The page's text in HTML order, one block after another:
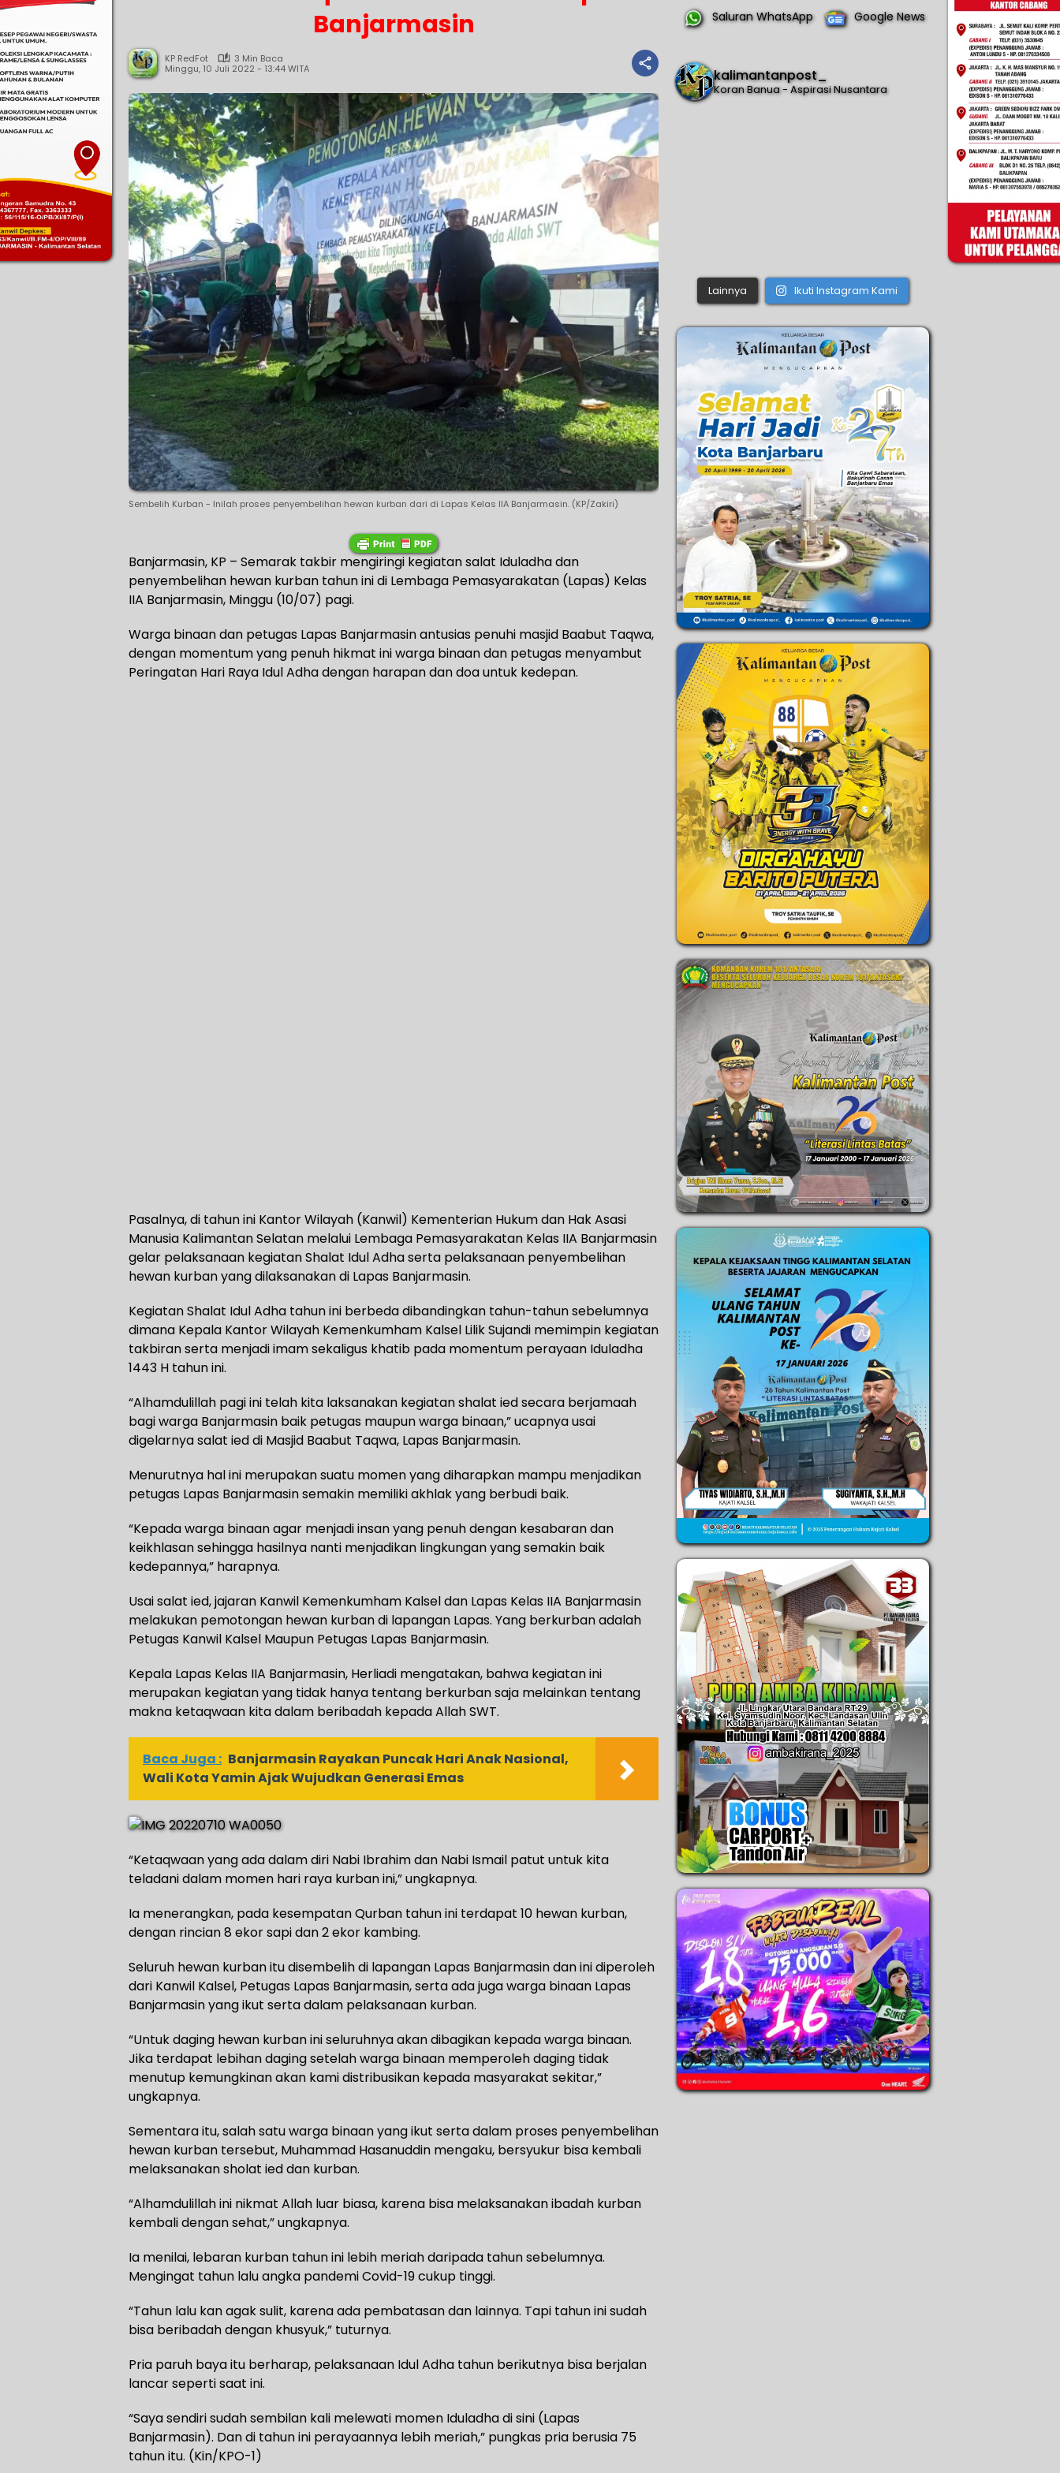
Banjarmasin
KP RedFot
3 Min Baca
Minggu, 10 Juli 2022 - 13:44 WITA
Sembelih Kurban - Inilah proses penyembelihan hewan kurban dari di Lapas Kelas IIA Banjarmasin. (KP/Zakiri)
Banjarmasin, KP – Semarak takbir mengiringi kegiatan salat Iduladha dan
penyembelihan hewan kurban tahun ini di Lembaga Pemasyarakatan (Lapas) Kelas
IIA Banjarmasin, Minggu (10/07) pagi.
Warga binaan dan petugas Lapas Banjarmasin antusias penuhi masjid Baabut Taqwa,
dengan momentum yang penuh hikmat ini warga binaan dan petugas menyambut
Peringatan Hari Raya Idul Adha dengan harapan dan doa untuk kedepan.
Pasalnya, di tahun ini Kantor Wilayah (Kanwil) Kementerian Hukum dan Hak Asasi
Manusia Kalimantan Selatan melalui Lembaga Pemasyarakatan Kelas IIA Banjarmasin
gelar pelaksanaan kegiatan Shalat Idul Adha serta pelaksanaan penyembelihan
hewan kurban yang dilaksanakan di Lapas Banjarmasin.
Kegiatan Shalat Idul Adha tahun ini berbeda dibandingkan tahun-tahun sebelumnya
dimana Kepala Kantor Wilayah Kemenkumham Kalsel Lilik Sujandi memimpin kegiatan
takbiran serta menjadi imam sekaligus khatib pada momentum perayaan Iduladha
1443 H tahun ini.
“Alhamdulillah pagi ini telah kita laksanakan kegiatan shalat ied secara berjamaah
bagi warga Banjarmasin baik petugas maupun warga binaan,” ucapnya usai
digelarnya salat ied di Masjid Baabut Taqwa, Lapas Banjarmasin.
Menurutnya hal ini merupakan suatu momen yang diharapkan mampu menjadikan
petugas Lapas Banjarmasin semakin memiliki akhlak yang berbudi baik.
“Kepada warga binaan agar menjadi insan yang penuh dengan kesabaran dan
keikhlasan sehingga hasilnya nanti menjadikan lingkungan yang semakin baik
kedepannya,” harapnya.
Usai salat ied, jajaran Kanwil Kemenkumham Kalsel dan Lapas Kelas IIA Banjarmasin
melakukan pemotongan hewan kurban di lapangan Lapas. Yang berkurban adalah
Petugas Kanwil Kalsel Maupun Petugas Lapas Banjarmasin.
Kepala Lapas Kelas IIA Banjarmasin, Herliadi mengatakan, bahwa kegiatan ini
merupakan kegiatan yang tidak hanya tentang berkurban saja melainkan tentang
makna ketaqwaan kita dalam beribadah kepada Allah SWT.
Baca Juga : Banjarmasin Rayakan Puncak Hari Anak Nasional,
Wali Kota Yamin Ajak Wujudkan Generasi Emas
“Ketaqwaan yang ada dalam diri Nabi Ibrahim dan Nabi Ismail patut untuk kita
teladani dalam momen hari raya kurban ini,” ungkapnya.
Ia menerangkan, pada kesempatan Qurban tahun ini terdapat 10 hewan kurban,
dengan rincian 8 ekor sapi dan 2 ekor kambing.
Seluruh hewan kurban itu disembelih di lapangan Lapas Banjarmasin dan ini diperoleh
dari Kanwil Kalsel, Petugas Lapas Banjarmasin, serta ada juga warga binaan Lapas
Banjarmasin yang ikut serta dalam pelaksanaan kurban.
“Untuk daging hewan kurban ini seluruhnya akan dibagikan kepada warga binaan.
Jika terdapat lebihan daging setelah warga binaan memperoleh daging tidak
menutup kemungkinan akan kami distribusikan kepada masyarakat sekitar,”
ungkapnya.
Sementara itu, salah satu warga binaan yang ikut serta dalam proses penyembelihan
hewan kurban tersebut, Muhammad Hasanuddin mengaku, bersyukur bisa kembali
melaksanakan sholat ied dan kurban.
“Alhamdulillah ini nikmat Allah luar biasa, karena bisa melaksanakan ibadah kurban
kembali dengan sehat,” ungkapnya.
Ia menilai, lebaran kurban tahun ini lebih meriah daripada tahun sebelumnya.
Mengingat tahun lalu angka pandemi Covid-19 cukup tinggi.
“Tahun lalu kan agak sulit, karena ada pembatasan dan lainnya. Tapi tahun ini sudah
bisa beribadah dengan khusyuk,” tuturnya.
Pria paruh baya itu berharap, pelaksanaan Idul Adha tahun berikutnya bisa berjalan
lancar seperti saat ini.
“Saya sendiri sudah sembilan kali melewati momen Iduladha di sini (Lapas
Banjarmasin). Dan di tahun ini perayaannya lebih meriah,” pungkas pria berusia 75
tahun itu. (Kin/KPO-1)
Saluran WhatsApp Google News
kalimantanpost_
Koran Banua - Aspirasi Nusantara
Lainnya Ikuti Instagram Kami